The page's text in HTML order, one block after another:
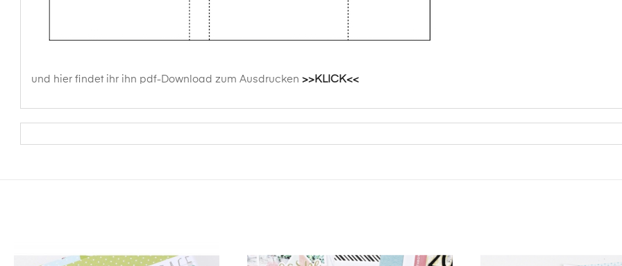
und hier findet ihr ihn pdf-Download zum Ausdrucken >>KLICK<<